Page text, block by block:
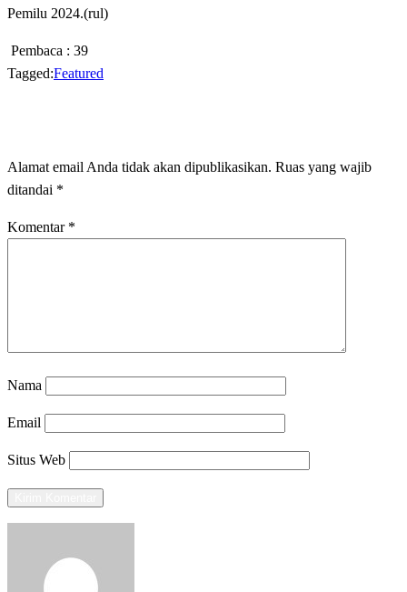
Pemilu 2024.(rul)
Pembaca : 39
Tagged:Featured
Alamat email Anda tidak akan dipublikasikan. Ruas yang wajib
ditandai *
Komentar *
Nama
Email
Situs Web